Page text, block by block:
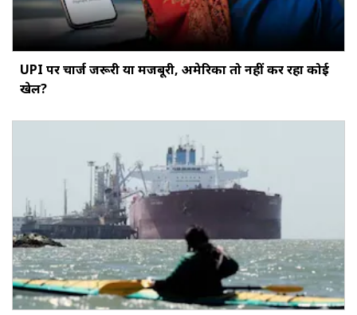
UPI पर चार्ज जरूरी या मजबूरी, अमेरिका तो नहीं कर रहा कोई
खेल?